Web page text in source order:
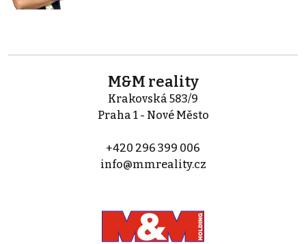
M&M reality
Krakovská 583/9
Praha 1 - Nové Město
+420 296 399 006
info@mmreality.cz